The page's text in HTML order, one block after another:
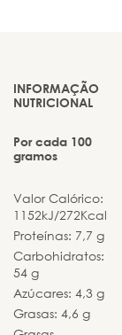
INFORMAÇÃO
NUTRICIONAL
Por cada 100
gramos
Valor Calórico:
1152kJ/272Kcal
Proteínas: 7,7 g
Carbohidratos:
54 g
Azúcares: 4,3 g
Grasas: 4,6 g